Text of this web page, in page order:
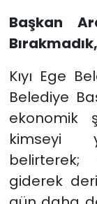
Başkan
Kıyı Ege
Belediye
ekonomik
kimseyi
giderek